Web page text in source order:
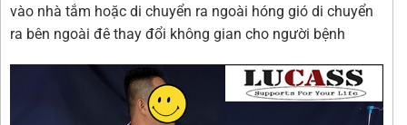
vào nhà tắm hoặc di chuyển ra ngoài hóng gió di chuyển
ra bên ngoài đê thay đổi không gian cho người bệnh